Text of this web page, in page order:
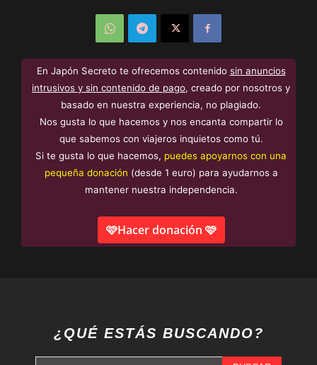
En Japón Secreto te ofrecemos contenido sin anuncios
intrusivos y sin contenido de pago, creado por nosotros y
basado en nuestra experiencia, no plagiado.
Nos gusta lo que hacemos y nos encanta compartir lo
que sabemos con viajeros inquietos como tú.
Si te gusta lo que hacemos, puedes apoyarnos con una
pequeña donación (desde 1 euro) para ayudarnos a
mantener nuestra independencia.
🩷Hacer donación 🩷
¿QUÉ ESTÁS BUSCANDO?